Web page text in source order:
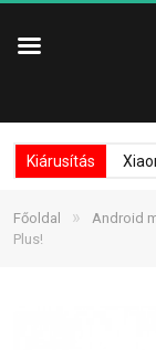
Kiárusítás
Főoldal » Android
Plus!